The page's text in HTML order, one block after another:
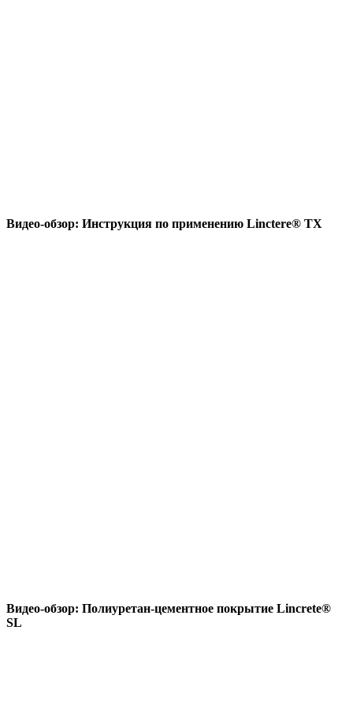
Видео-обзор: Инструкция по применению Linctere® TX
Видео-обзор: Полиуретан-цементное покрытие Lincrete®
SL